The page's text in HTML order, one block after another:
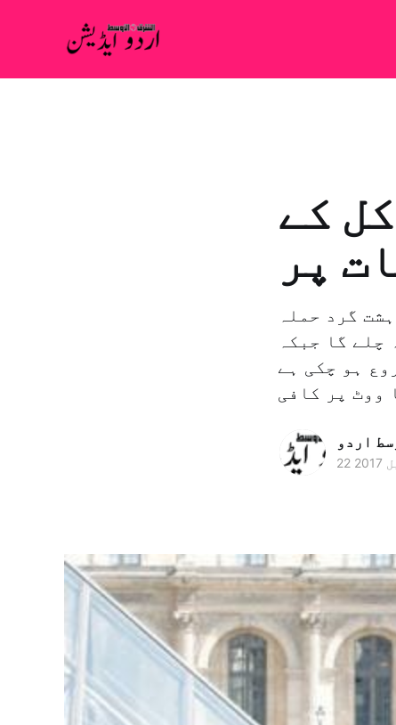
کے
پر
گرد حملہ
گا جبکہ
ہو چکی ہے
اردو